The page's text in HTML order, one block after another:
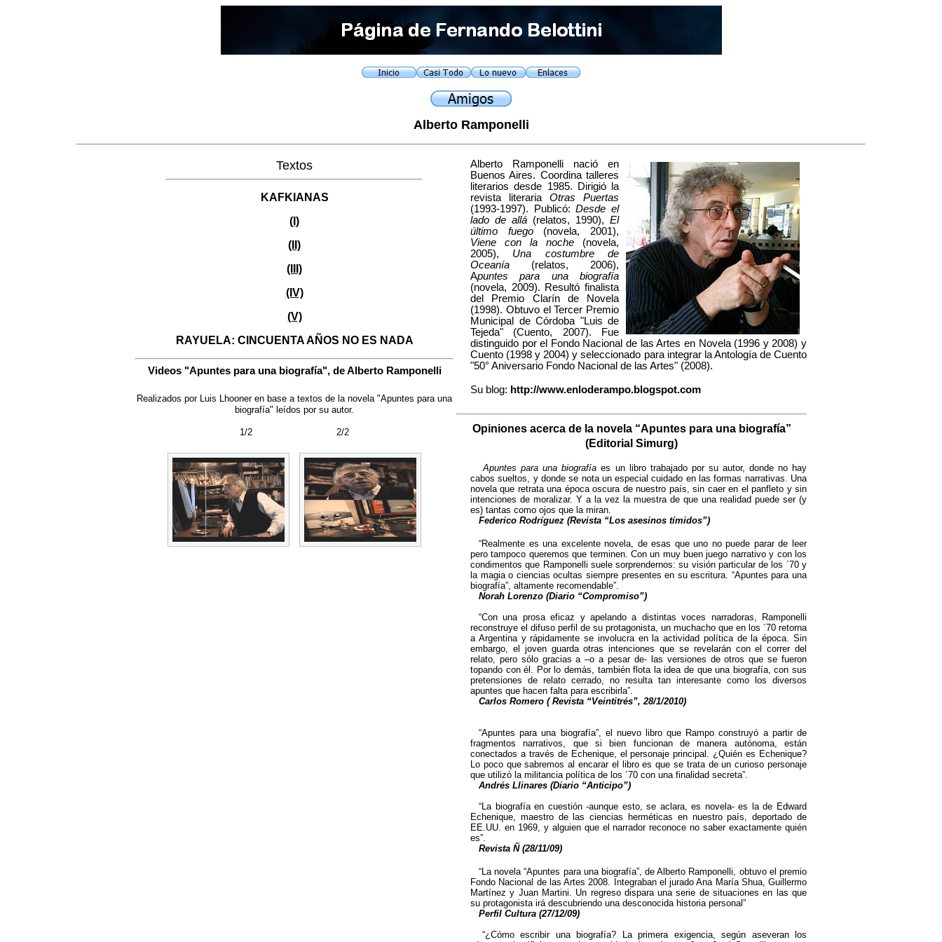
Alberto Ramponelli
Textos
KAFKIANAS
(I)
(II)
(III)
(IV)
(V)
RAYUELA: CINCUENTA AÑOS NO ES NADA
Videos "Apuntes para una biografía", de Alberto Ramponelli
Realizados por Luis Lhooner en base a textos de la novela "Apuntes para una
biografía" leídos por su autor.
1/2 2/2
Alberto Ramponelli nació en
Buenos Aires. Coordina talleres
literarios desde 1985. Dirigió la
revista literaria Otras Puertas
(1993-1997). Publicó:Desde el
lado de allá (relatos, 1990), El
último fuego(novela, 2001),
Viene con la noche (novela,
2005), Una costumbre de
Oceanía (relatos, 2006),
Apuntes para una biografía
(novela, 2009). Resultó finalista
del Premio Clarín de Novela
(1998). Obtuvo el Tercer Premio
Municipal de Córdoba "Luis de
Tejeda" (Cuento, 2007). Fue
distinguido por el Fondo Nacional de las Artes en Novela (1996 y 2008) y
Cuento (1998 y 2004) y seleccionado para integrar la Antología de Cuento
"50° Aniversario Fondo Nacional de las Artes" (2008).
Su blog: http://www.enloderampo.blogspot.com
Opiniones acerca de la novela “Apuntes para una biografía”
(Editorial Simurg)
Apuntes para una biografía es un libro trabajado por su autor, donde no hay
cabos sueltos, y donde se nota un especial cuidado en las formas narrativas. Una
novela que retrata una época oscura de nuestro país, sin caer en el panfleto y sin
intenciones de moralizar. Y a la vez la muestra de que una realidad puede ser (y
es) tantas como ojos que la miran.
Federico Rodríguez (Revista “Los asesinos tímidos”)
“Realmente es una excelente novela, de esas que uno no puede parar de leer
pero tampoco queremos que terminen. Con un muy buen juego narrativo y con los
condimentos que Ramponelli suele sorprendernos: su visión particular de los ´70 y
la magia o ciencias ocultas siempre presentes en su escritura. “Apuntes para una
biografía”, altamente recomendable”.
Norah Lorenzo (Diario “Compromiso”)
“Con una prosa eficaz y apelando a distintas voces narradoras, Ramponelli
reconstruye el difuso perfil de su protagonista, un muchacho que en los ´70 retorna
a Argentina y rápidamente se involucra en la actividad política de la época. Sin
embargo, el joven guarda otras intenciones que se revelarán con el correr del
relato, pero sólo gracias a –o a pesar de- las versiones de otros que se fueron
topando con él. Por lo demás, también flota la idea de que una biografía, con sus
pretensiones de relato cerrado, no resulta tan interesante como los diversos
apuntes que hacen falta para escribirla”.
Carlos Romero ( Revista “Veintitrés”, 28/1/2010)
“Apuntes para una biografía”, el nuevo libro que Rampo construyó a partir de
fragmentos narrativos, que si bien funcionan de manera autónoma, están
conectados a través de Echenique, el personaje principal. ¿Quién es Echenique?
Lo poco que sabremos al encarar el libro es que se trata de un curioso personaje
que utilizó la militancia política de los ´70 con una finalidad secreta”.
Andrés Llinares (Diario “Anticipo”)
“La biografía en cuestión -aunque esto, se aclara, es novela- es la de Edward
Echenique, maestro de las ciencias herméticas en nuestro país, deportado de
EE.UU. en 1969, y alguien que el narrador reconoce no saber exactamente quién
es”.
Revista Ñ (28/11/09)
“La novela “Apuntes para una biografía”, de Alberto Ramponelli, obtuvo el premio
Fondo Nacional de las Artes 2008. Integraban el jurado Ana María Shua, Guillermo
Martínez y Juan Martini. Un regreso dispara una serie de situaciones en las que
su protagonista irá descubriendo una desconocida historia personal”
Perfil Cultura (27/12/09)
“¿Cómo escribir una biografía? La primera exigencia, según aseveran los